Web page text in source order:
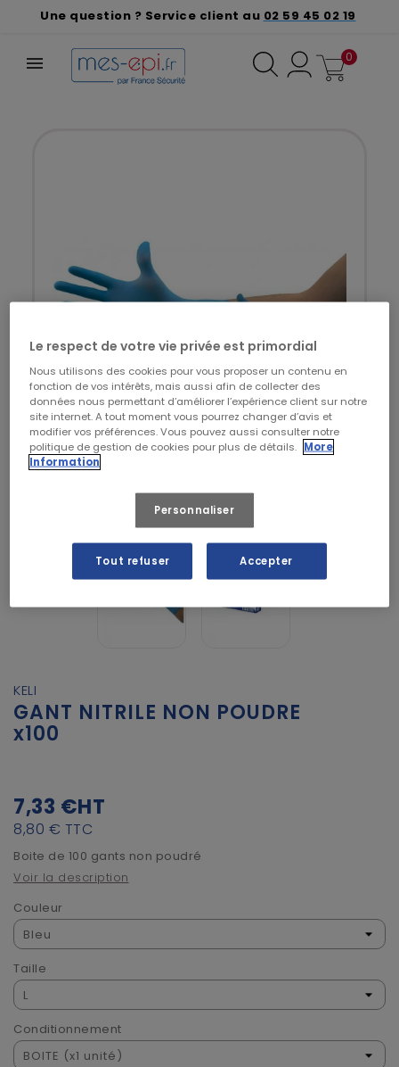
Une question ? Service client au 02 59 45 02 19
0
KELI
GANT NITRILE NON POUDRE
x100
7,33 €HT
8,80 € TTC
Boite de 100 gants non poudré
Voir la description
Couleur
Taille
Conditionnement
Le respect de votre vie privée est primordial
Nous utilisons des cookies pour vous proposer un contenu en
fonction de vos intérêts, mais aussi afin de collecter des
données nous permettant d’améliorer l’expérience client sur notre
site internet. A tout moment vous pourrez changer d’avis et
modifier vos préférences. Vous pouvez aussi consulter notre
politique de gestion de cookies pour plus de détails. More
Information
Personnaliser
Tout refuser Accepter